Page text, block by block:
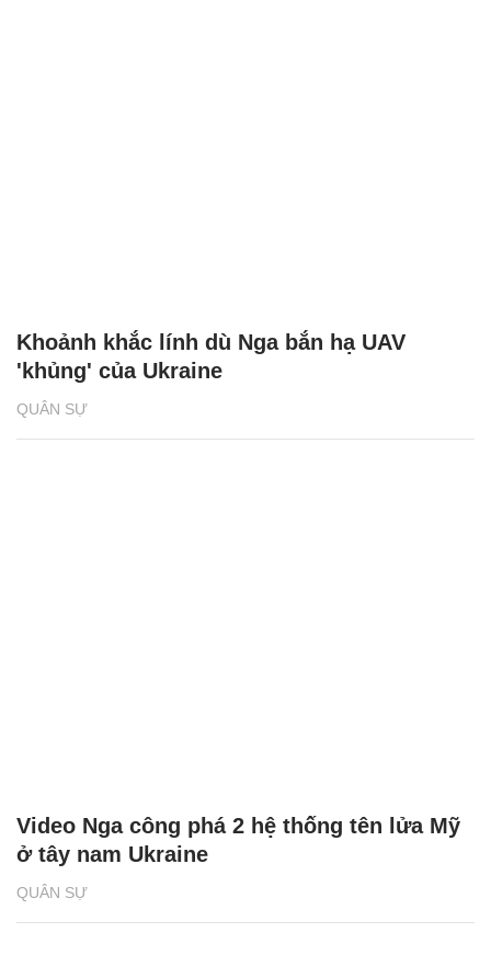
QUÂN SỰ
Khoảnh khắc lính dù Nga bắn hạ UAV
'khủng' của Ukraine
QUÂN SỰ
Video Nga công phá 2 hệ thống tên lửa Mỹ
ở tây nam Ukraine